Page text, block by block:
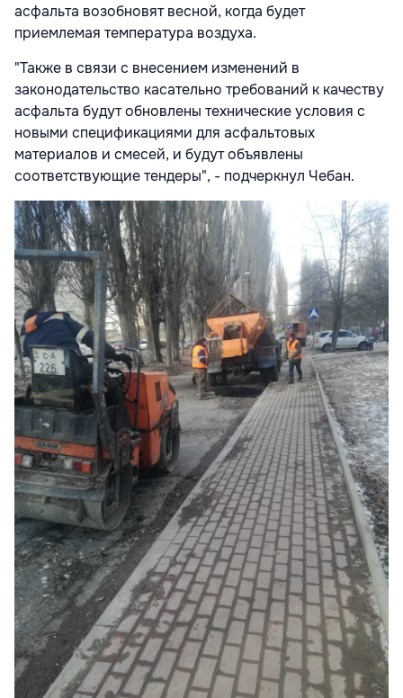
асфальта возобновят весной, когда будет
приемлемая температура воздуха.
"Также в связи с внесением изменений в
законодательство касательно требований к качеству
асфальта будут обновлены технические условия с
новыми спецификациями для асфальтовых
материалов и смесей, и будут объявлены
соответствующие тендеры", - подчеркнул Чебан.